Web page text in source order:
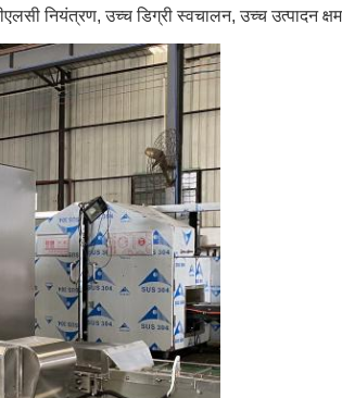
नियंत्रण, उच्च डिग्री स्वचालन, उच्च उत्पादन